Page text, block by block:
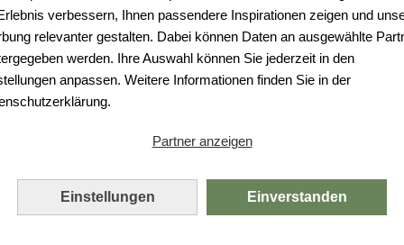
verbessern, Ihnen passendere Inspirationen zeigen und
relevanter gestalten. Dabei können Daten an ausgewählte
werden. Ihre Auswahl können Sie jederzeit in den
anpassen. Weitere Informationen finden Sie in der
Partner anzeigen
Einstellungen Einverstanden
Da ist etwas schiefgelaufen.
Leider ist ein technischer Fehler aufgetreten.
Bitte laden Sie die Seite neu.